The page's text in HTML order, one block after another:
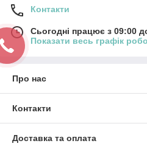
Контакти
Сьогодні працює з 09:00
Показати весь графік
Про нас
Контакти
Доставка та оплата